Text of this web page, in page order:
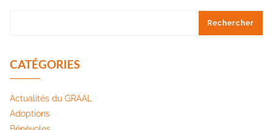
Rechercher
CATÉGORIES
Actualités du GRAAL
Adoptions